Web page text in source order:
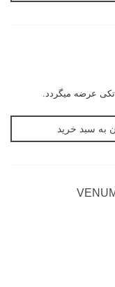
عرضه میگردد.
به سبد خرید